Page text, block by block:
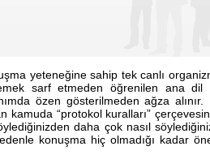
yeteneğine sahip tek canlı
sarf etmeden öğrenilen ana dil
özen gösterilmeden ağza alınır.
“protokol kuralları”
daha çok nasıl
konuşma hiç olmadığı kadar